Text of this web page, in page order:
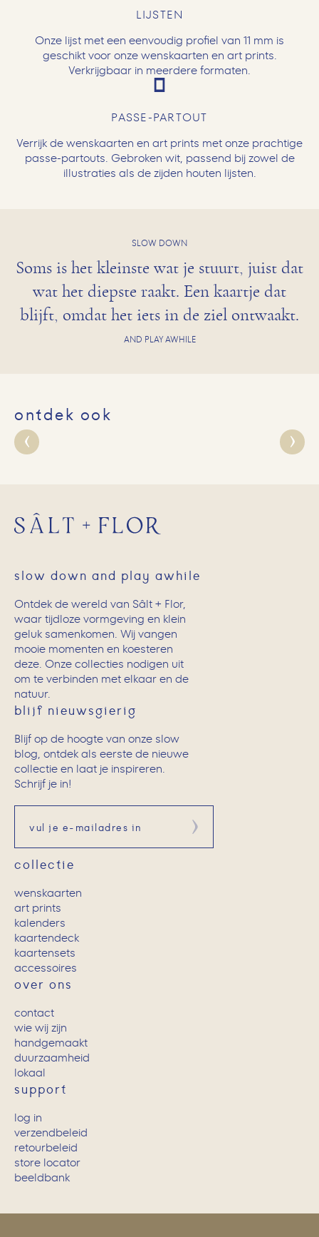
LIJSTEN
Onze lijst met een eenvoudig profiel van 11 mm is
geschikt voor onze wenskaarten en art prints.
Verkrijgbaar in meerdere formaten.
PASSE-PARTOUT
Verrijk de wenskaarten en art prints met onze prachtige
passe-partouts. Gebroken wit, passend bij zowel de
illustraties als de zijden houten lijsten.
SLOW DOWN
Soms is het kleinste wat je stuurt, juist dat
wat het diepste raakt. Een kaartje dat
blijft, omdat het iets in de ziel ontwaakt.
AND PLAY AWHILE
ontdek ook
slow down and play awhile
Ontdek de wereld van Sâlt + Flor,
waar tijdloze vormgeving en klein
geluk samenkomen. Wij vangen
mooie momenten en koesteren
deze. Onze collecties nodigen uit
om te verbinden met elkaar en de
natuur.
blijf nieuwsgierig
Blijf op de hoogte van onze slow
blog, ontdek als eerste de nieuwe
collectie en laat je inspireren.
Schrijf je in!
Aanmelden
collectie
wenskaarten
art prints
kalenders
kaartendeck
kaartensets
accessoires
over ons
contact
wie wij zijn
handgemaakt
duurzaamheid
lokaal
support
log in
verzendbeleid
retourbeleid
store locator
beeldbank